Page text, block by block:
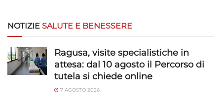
NOTIZIE SALUTE E BENESSERE
Ragusa, visite specialistiche in
attesa: dal 10 agosto il Percorso di
tutela si chiede online
7 AGOSTO 2026